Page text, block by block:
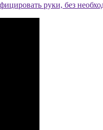
руки, без